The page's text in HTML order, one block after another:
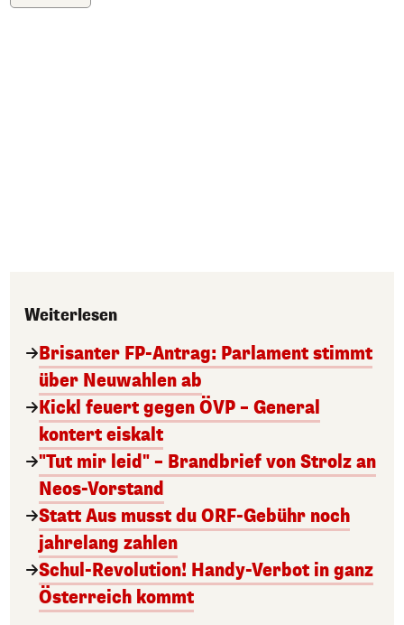
Weiterlesen
Brisanter FP-Antrag: Parlament stimmt
über Neuwahlen ab
Kickl feuert gegen ÖVP – General
kontert eiskalt
"Tut mir leid" – Brandbrief von Strolz an
Neos-Vorstand
Statt Aus musst du ORF-Gebühr noch
jahrelang zahlen
Schul-Revolution! Handy-Verbot in ganz
Österreich kommt